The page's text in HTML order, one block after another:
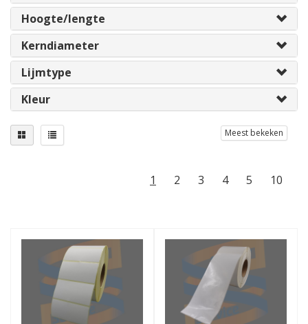
Hoogte/lengte
Kerndiameter
Lijmtype
Kleur
Meest bekeken
1 2 3 4 5 10